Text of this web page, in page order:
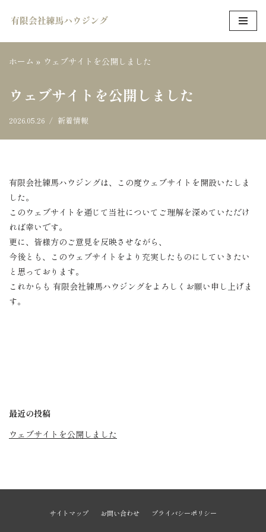
テ
ツ
ス
ホーム » ウェブサイトを公開しました
ウェブサイトを公開しました
2026.05.26 新着情報
有限会社練馬ハウジングは、この度ウェブサイトを開設いたしま
した。
このウェブサイトを通じて当社についてご理解を深めていただけ
れば幸いです。
更に、皆様方のご意見を反映させながら、
今後とも、このウェブサイトをより充実したものにしていきたい
と思っております。
これからも 有限会社練馬ハウジングをよろしくお願い申し上げま
す。
最近の投稿
ウェブサイトを公開しました
サイトマップ お問い合わせ プライバシーポリシー